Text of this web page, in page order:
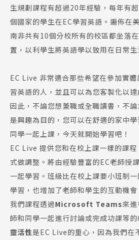
生規劃課程有超過20年經驗，每年有
個國家的學生在EC學習英語。遍佈在
南非共有10個分校所有的校區都坐落
置，以利學生將英語學以致用在日常生
EC Live 非常適合那些希望在參加實
習英語的人，並且可以為您客製化以達
因此，不論您想兼職或全職讀書，不
是興趣為目的，您可以在舒適的家中
同學一起上課，今天就開始學習吧！
EC Live 提供您和在校上課一樣的課
式做調整。將由經驗豐富的EC老師授
一起學習。班級比在校上課要小班制
學習，也增加了老師和學生的互動機會
我們課程透過Microsoft Teams來
師和同學一起進行討論或完成功課等的
靈活性是EC Live的重心，因為我們在